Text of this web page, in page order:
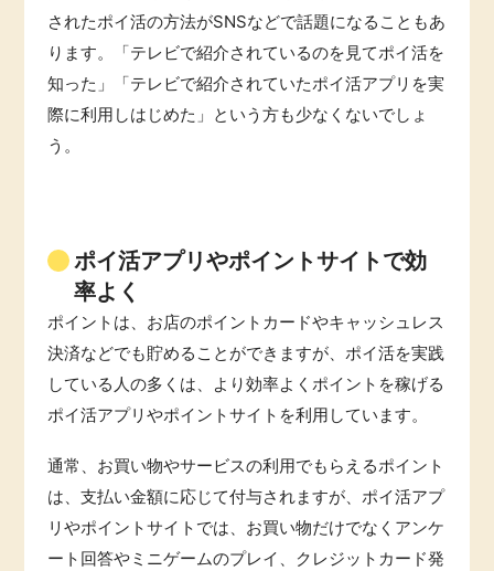
されたポイ活の方法がSNSなどで話題になることもあ
ります。「テレビで紹介されているのを見てポイ活を
知った」「テレビで紹介されていたポイ活アプリを実
際に利用しはじめた」という方も少なくないでしょ
う。
ポイ活アプリやポイントサイトで効
率よく
ポイントは、お店のポイントカードやキャッシュレス
決済などでも貯めることができますが、ポイ活を実践
している人の多くは、より効率よくポイントを稼げる
ポイ活アプリやポイントサイトを利用しています。
通常、お買い物やサービスの利用でもらえるポイント
は、支払い金額に応じて付与されますが、ポイ活アプ
リやポイントサイトでは、お買い物だけでなくアンケ
ート回答やミニゲームのプレイ、クレジットカード発